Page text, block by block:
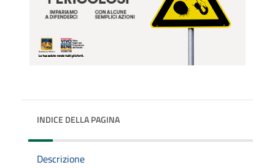
INDICE DELLA PAGINA
Descrizione